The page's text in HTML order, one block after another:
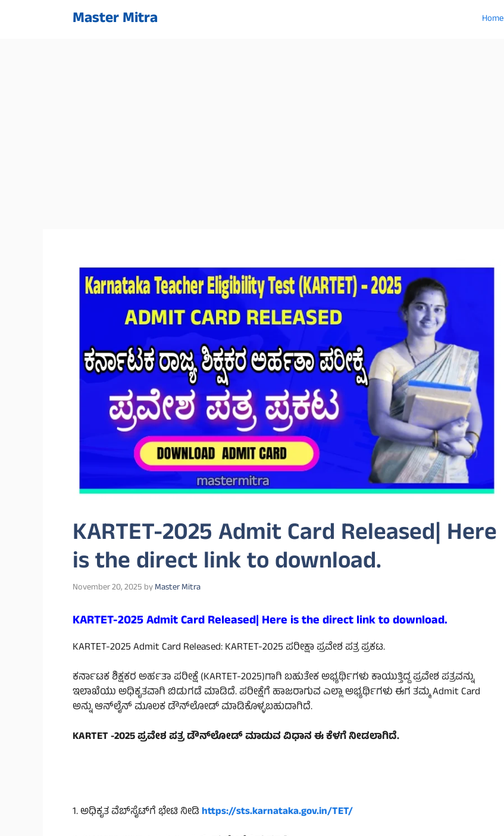
Master Mitra Home
KARTET-2025 Admit Card Released| Here
is the direct link to download.
November 20, 2025 byMaster Mitra
KARTET-2025 Admit Card Released| Here is the direct link to download.
KARTET-2025 Admit Card Released: KARTET-2025 ಪರೀಕ್ಷಾ ಪ್ರವೇಶ ಪತ್ರ ಪ್ರಕಟ.
ಕರ್ನಾಟಕ ಶಿಕ್ಷಕರ ಅರ್ಹತಾ ಪರೀಕ್ಷೆ (KARTET-2025)ಗಾಗಿ ಬಹುತೇಕ ಅಭ್ಯರ್ಥಿಗಳು ಕಾಯುತ್ತಿದ್ದ ಪ್ರವೇಶ ಪತ್ರವನ್ನು
ಇಲಾಖೆಯು ಅಧಿಕೃತವಾಗಿ ಬಿಡುಗಡೆ ಮಾಡಿದೆ. ಪರೀಕ್ಷೆಗೆ ಹಾಜರಾಗುವ ಎಲ್ಲಾ ಅಭ್ಯರ್ಥಿಗಳು ಈಗ ತಮ್ಮ Admit Card
ಅನ್ನು ಆನ್‌ಲೈನ್ ಮೂಲಕ ಡೌನ್‌ಲೋಡ್ ಮಾಡಿಕೊಳ್ಳಬಹುದಾಗಿದೆ.
KARTET -2025 ಪ್ರವೇಶ ಪತ್ರ ಡೌನ್‌ಲೋಡ್ ಮಾಡುವ ವಿಧಾನ ಈ ಕೆಳಗೆ ನೀಡಲಾಗಿದೆ.
1. ಅಧಿಕೃತ ವೆಬ್‌ಸೈಟ್‌ಗೆ ಭೇಟಿ ನೀಡಿhttps://sts.karnataka.gov.in/TET/